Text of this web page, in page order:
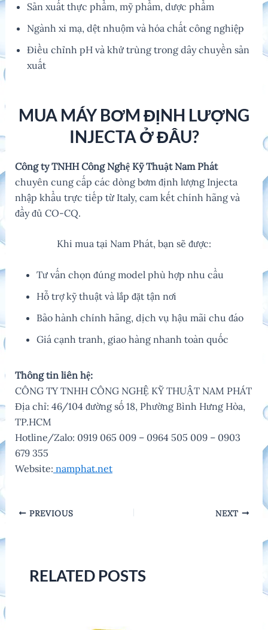
Sản xuất thực phẩm, mỹ phẩm, dược phẩm
Ngành xi mạ, dệt nhuộm và hóa chất công nghiệp
Điều chỉnh pH và khử trùng trong dây chuyền sản
xuất
MUA MÁY BƠM ĐỊNH LƯỢNG
INJECTA Ở ĐÂU?
Công ty TNHH Công Nghệ Kỹ Thuật Nam Phát
chuyên cung cấp các dòng bơm định lượng Injecta
nhập khẩu trực tiếp từ Italy, cam kết chính hãng và
đầy đủ CO-CQ.
Khi mua tại Nam Phát, bạn sẽ được:
Tư vấn chọn đúng model phù hợp nhu cầu
Hỗ trợ kỹ thuật và lắp đặt tận nơi
Bảo hành chính hãng, dịch vụ hậu mãi chu đáo
Giá cạnh tranh, giao hàng nhanh toàn quốc
Thông tin liên hệ:
CÔNG TY TNHH CÔNG NGHỆ KỸ THUẬT NAM PHÁT
Địa chỉ: 46/104 đường số 18, Phường Bình Hưng Hòa,
TP.HCM
Hotline/Zalo: 0919 065 009 – 0964 505 009 – 0903
679 355
Website: namphat.net
Post PREVIOUS NEXT
RELATED POSTS